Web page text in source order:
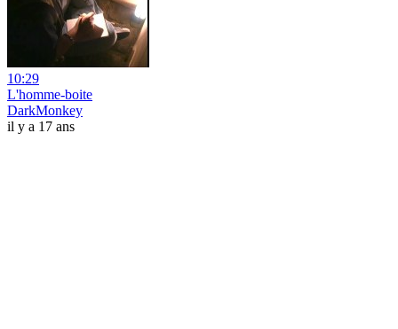
10:29
L'homme-boite
DarkMonkey
il y a 17 ans